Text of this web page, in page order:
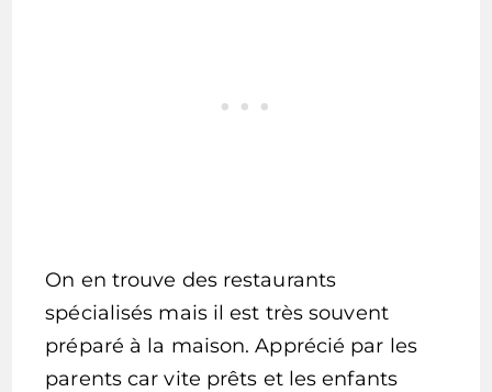
On en trouve des restaurants
spécialisés mais il est très souvent
préparé à la maison. Apprécié par les
parents car vite prêts et les enfants